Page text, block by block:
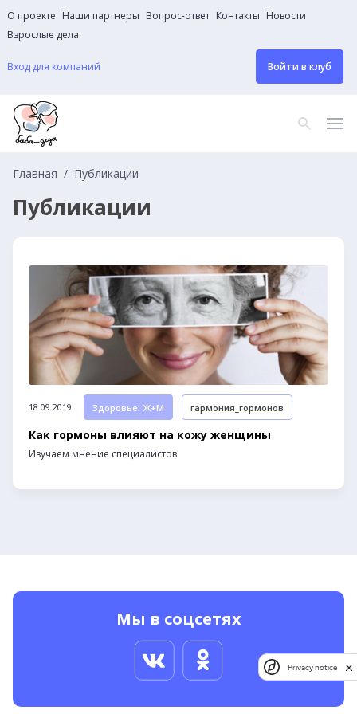
О проекте Наши партнеры Вопрос-ответ Контакты Новости
Взрослые дела
Вход для компаний Войти в клуб
Главная Публикации
Публикации
18.09.2019 Здоровье: Ж+М гармония_гормонов
Как гормоны влияют на кожу женщины
Изучаем мнение специалистов
Мы в соцсетях
Privacy notice